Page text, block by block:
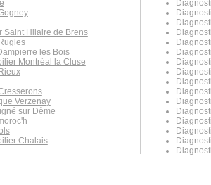
Saint Hilaire de Brens
les Bois
Montréal la Cluse
Verzenay
sur Dême
Chalais